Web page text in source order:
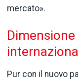
mercato».
Pur con il nuovo